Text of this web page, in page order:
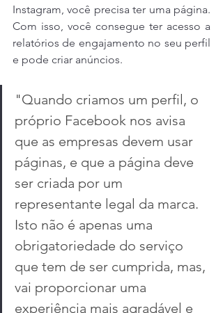
Instagram, você precisa ter uma página.
Com isso, você consegue ter acesso a
relatórios de engajamento no seu perfil
e pode criar anúncios.
"Quando criamos um perfil, o
próprio Facebook nos avisa
que as empresas devem usar
páginas, e que a página deve
ser criada por um
representante legal da marca.
Isto não é apenas uma
obrigatoriedade do serviço
que tem de ser cumprida, mas,
vai proporcionar uma
experiência mais agradável e